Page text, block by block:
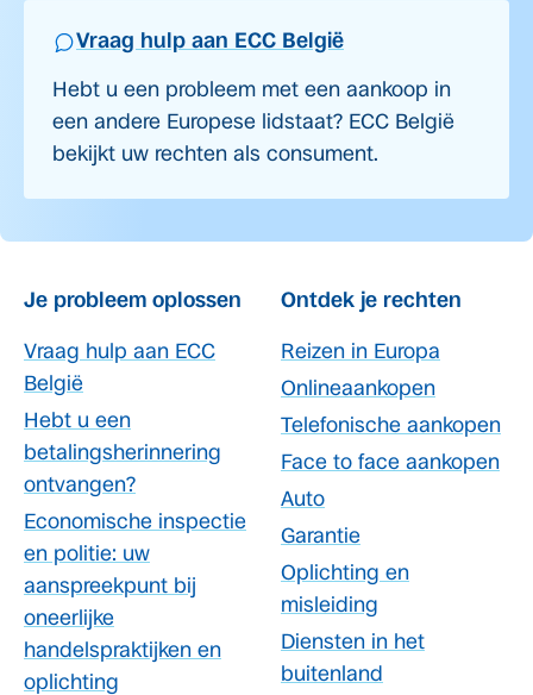
Vraag hulp aan ECC België
Hebt u een probleem met een aankoop in
een andere Europese lidstaat? ECC België
bekijkt uw rechten als consument.
Je probleem oplossen
Vraag hulp aan ECC
België
Hebt u een
betalingsherinnering
ontvangen?
Economische inspectie
en politie: uw
aanspreekpunt bij
oneerlijke
handelspraktijken en
oplichting
Ontdek je rechten
Reizen in Europa
Onlineaankopen
Telefonische aankopen
Face to face aankopen
Auto
Garantie
Oplichting en
misleiding
Diensten in het
buitenland